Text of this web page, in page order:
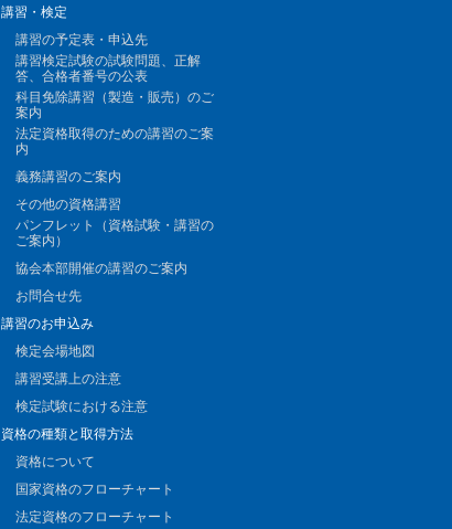
講習・検定
講習の予定表・申込先
講習検定試験の試験問題、正解
答、合格者番号の公表
科目免除講習（製造・販売）のご
案内
法定資格取得のための講習のご案
内
義務講習のご案内
その他の資格講習
パンフレット（資格試験・講習の
ご案内）
協会本部開催の講習のご案内
お問合せ先
講習のお申込み
検定会場地図
講習受講上の注意
検定試験における注意
資格の種類と取得方法
資格について
国家資格のフローチャート
法定資格のフローチャート